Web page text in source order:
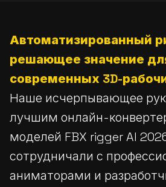
Автоматизированный
решающее значение
современных 3D-
Наше исчерпывающее
лучшим онлайн-
моделей FBX rigger AI
сотрудничали с
аниматорами и